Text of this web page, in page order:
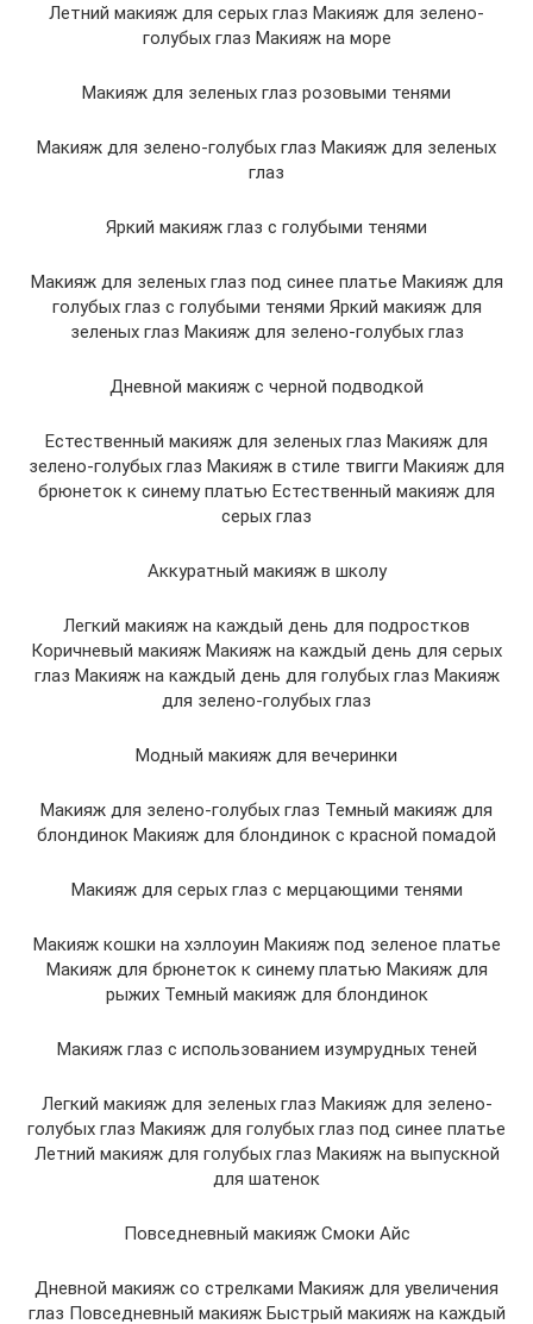
Летний макияж для серых глаз Макияж для зелено-
голубых глаз Макияж на море
Макияж для зеленых глаз розовыми тенями
Макияж для зелено-голубых глаз Макияж для зеленых
глаз
Яркий макияж глаз с голубыми тенями
Макияж для зеленых глаз под синее платье Макияж для
голубых глаз с голубыми тенями Яркий макияж для
зеленых глаз Макияж для зелено-голубых глаз
Дневной макияж с черной подводкой
Естественный макияж для зеленых глаз Макияж для
зелено-голубых глаз Макияж в стиле твигги Макияж для
брюнеток к синему платью Естественный макияж для
серых глаз
Аккуратный макияж в школу
Легкий макияж на каждый день для подростков
Коричневый макияж Макияж на каждый день для серых
глаз Макияж на каждый день для голубых глаз Макияж
для зелено-голубых глаз
Модный макияж для вечеринки
Макияж для зелено-голубых глаз Темный макияж для
блондинок Макияж для блондинок с красной помадой
Макияж для серых глаз с мерцающими тенями
Макияж кошки на хэллоуин Макияж под зеленое платье
Макияж для брюнеток к синему платью Макияж для
рыжих Темный макияж для блондинок
Макияж глаз с использованием изумрудных теней
Легкий макияж для зеленых глаз Макияж для зелено-
голубых глаз Макияж для голубых глаз под синее платье
Летний макияж для голубых глаз Макияж на выпускной
для шатенок
Повседневный макияж Смоки Айс
Дневной макияж со стрелками Макияж для увеличения
глаз Повседневный макияж Быстрый макияж на каждый